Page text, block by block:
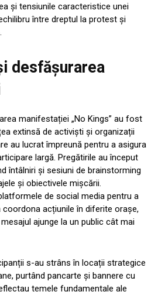
și tensiunile caracteristice unei
între dreptul la protest și
desfășurarea
manifestației „No Kings” au fost
extinsă de activiști și organizații
au lucrat împreună pentru a asigura
largă. Pregătirile au început
întâlniri și sesiuni de brainstorming
și obiectivele mișcării.
de social media pentru a
acțiunile în diferite orașe,
ajunge la un public cât mai
s-au strâns în locații strategice
purtând pancarte și bannere cu
temele fundamentale ale